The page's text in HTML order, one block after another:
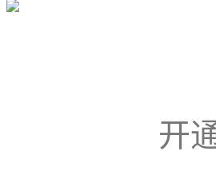
开